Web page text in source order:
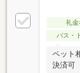
礼金
バス・
ペット
決済可